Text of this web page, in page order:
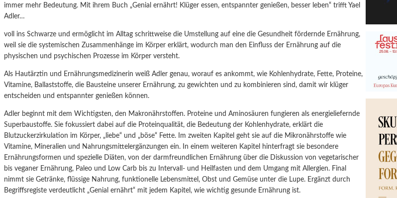
immer mehr Bedeutung. Mit ihrem Buch „Genial ernährt! Klüger essen, entspannter genießen, besser leben“ trifft Yael
Adler…
voll ins Schwarze und ermöglicht im Alltag schrittweise die Umstellung auf eine die Gesundheit fördernde Ernährung,
weil sie die systemischen Zusammenhänge im Körper erklärt, wodurch man den Einfluss der Ernährung auf die
physischen und psychischen Prozesse im Körper versteht.
Als Hautärztin und Ernährungsmedizinerin weiß Adler genau, worauf es ankommt, wie Kohlenhydrate, Fette, Proteine,
Vitamine, Ballaststoffe, die Bausteine unserer Ernährung, zu gewichten und zu kombinieren sind, damit wir klüger
entscheiden und entspannter genießen können.
Adler beginnt mit dem Wichtigsten, den Makronährstoffen. Proteine und Aminosäuren fungieren als energieliefernde
Superbaustoffe. Sie fokussiert dabei auf die Proteinqualität, die Bedeutung der Kohlenhydrate, erklärt die
Blutzuckerzirkulation im Körper, „liebe“ und „böse“ Fette. Im zweiten Kapitel geht sie auf die Mikronährstoffe wie
Vitamine, Mineralien und Nahrungsmittelergänzungen ein. In einem weiteren Kapitel hinterfragt sie besondere
Ernährungsformen und spezielle Diäten, von der darmfreundlichen Ernährung über die Diskussion von vegetarischer
bis veganer Ernährung, Paleo und Low Carb bis zu Intervall- und Heilfasten und dem Umgang mit Allergien. Final
nimmt sie Getränke, flüssige Nahrung, funktionelle Lebensmittel, Obst und Gemüse unter die Lupe. Ergänzt durch
Begriffsregiste verdeutlicht „Genial ernährt“ mit jedem Kapitel, wie wichtig gesunde Ernährung ist.